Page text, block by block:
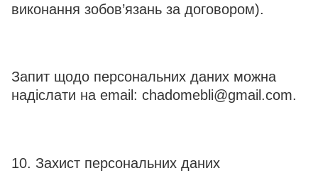
виконання зобов’язань за договором).
Запит щодо персональних даних можна
надіслати на email: chadomebli@gmail.com.
10. Захист персональних даних